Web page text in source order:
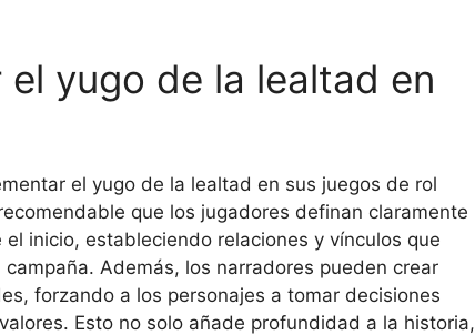
yugo de la lealtad en
el yugo de la lealtad en sus juegos de rol
que los jugadores definan claramente
inicio, estableciendo relaciones y vínculos que
Además, los narradores pueden crear
forzando a los personajes a tomar decisiones
Esto no solo añade profundidad a la historia,